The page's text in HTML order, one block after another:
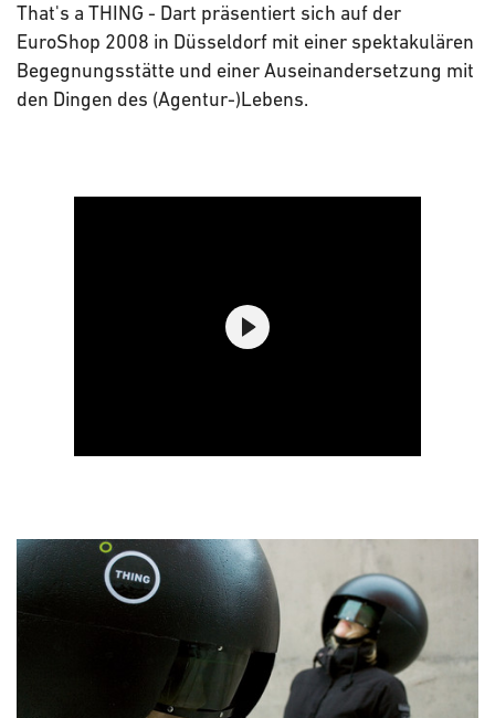
That's a THING - Dart präsentiert sich auf der
EuroShop 2008 in Düsseldorf mit einer spektakulären
Begegnungsstätte und einer Auseinandersetzung mit
den Dingen des (Agentur-)Lebens.